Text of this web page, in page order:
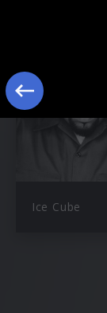
Ice Cube